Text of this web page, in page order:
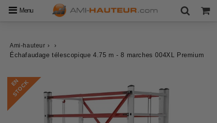
Menu
Ami-hauteur ›
›
Échafaudage télescopique 4.75 m - 8 marches 004XL Premium
E
N
S
T
O
C
K